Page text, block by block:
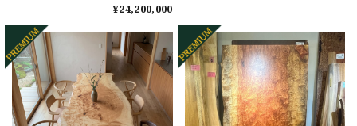
¥24,200,000